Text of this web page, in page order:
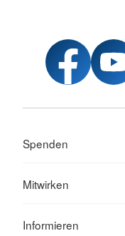
Spenden
Mitwirken
Informieren